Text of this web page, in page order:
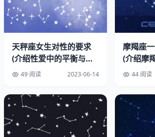
1.话多
双子座男生喜欢与人，善于表达自己的想
喜欢的人时，他们通常会话多。他们会不
天秤座女生对性的要求
(介绍性爱中的平衡与美
感)49 阅读 2023-06-14
摩羯座
(介绍摩
年龄)44 阅读